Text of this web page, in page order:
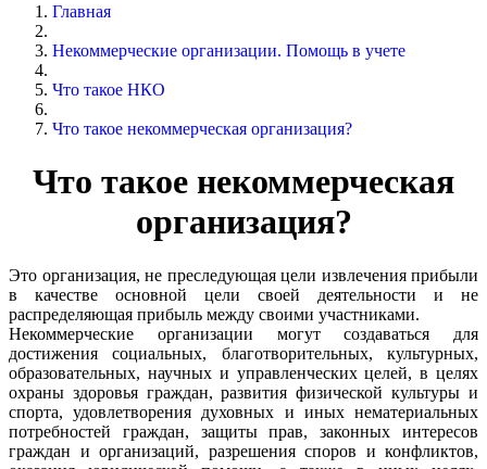
Главная
Некоммерческие организации. Помощь в учете
Что такое НКО
Что такое некоммерческая организация?
Что такое некоммерческая
организация?
Это организация, не преследующая цели извлечения прибыли
в качестве основной цели своей деятельности и не
распределяющая прибыль между своими участниками.
Некоммерческие организации могут создаваться для
достижения социальных, благотворительных, культурных,
образовательных, научных и управленческих целей, в целях
охраны здоровья граждан, развития физической культуры и
спорта, удовлетворения духовных и иных нематериальных
потребностей граждан, защиты прав, законных интересов
граждан и организаций, разрешения споров и конфликтов,